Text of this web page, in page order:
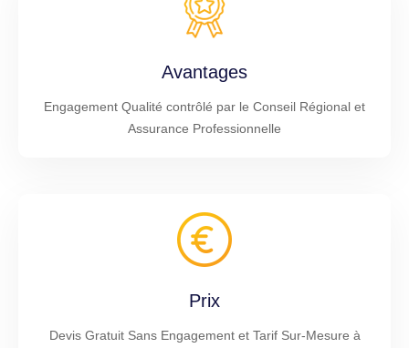
Avantages
Engagement Qualité contrôlé par le Conseil Régional et
Assurance Professionnelle
Prix
Devis Gratuit Sans Engagement et Tarif Sur-Mesure à